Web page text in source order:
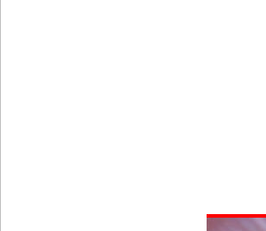
குருவிட்ட மற்றும்